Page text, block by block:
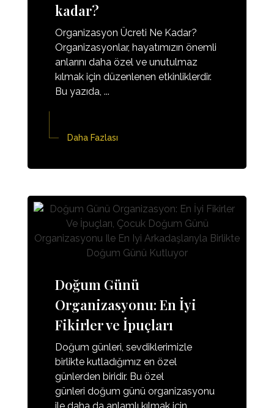
kadar?
Organizasyon Ücreti Ne Kadar?
Organizasyonlar, hayatımızın önemli
anlarını daha özel ve unutulmaz
kılmak için düzenlenen etkinliklerdir.
Bu yazıda, ...
Daha Fazlası
Doğum Günü
Organizasyonu: En İyi
Fikirler ve İpuçları
Doğum günleri, sevdiklerimizle
birlikte kutladığımız en özel
günlerden biridir. Bu özel
günleri doğum günü organizasyonu
ile daha da anlamlı kılmak için